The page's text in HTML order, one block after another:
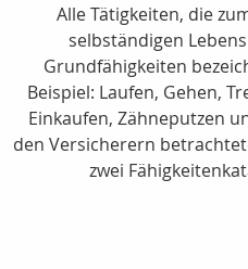
Alle Tätigkeiten, die
selbständigen
Grundfähigkeiten
Beispiel: Laufen, Gehen,
Einkaufen, Zähneputzen
den Versicherern
zwei